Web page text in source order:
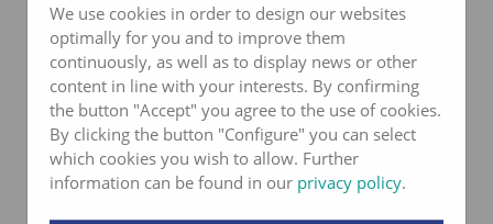
We use cookies in order to design our websites
optimally for you and to improve them
continuously, as well as to display news or other
content in line with your interests. By confirming
the button "Accept" you agree to the use of cookies.
By clicking the button "Configure" you can select
which cookies you wish to allow. Further
information can be found in our privacy policy.